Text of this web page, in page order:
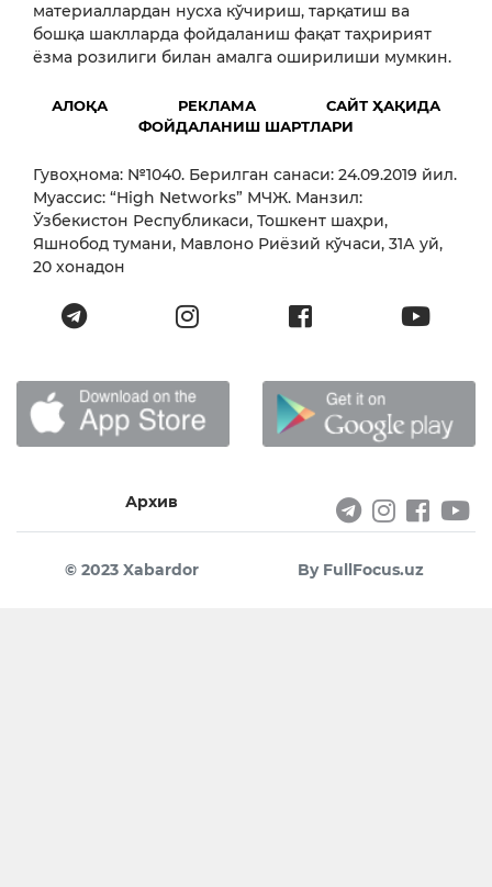
материаллардан нусха кўчириш, тарқатиш ва
бошқа шаклларда фойдаланиш фақат таҳририят
ёзма розилиги билан амалга оширилиши мумкин.
АЛОҚА РЕКЛАМА
САЙТ ҲАҚИДА
ФОЙДАЛАНИШ ШАРТЛАРИ
Гувоҳнома: №1040. Берилган санаси: 24.09.2019 йил.
Муассис: “High Networks” МЧЖ. Манзил:
Ўзбекистон Республикаси, Тошкент шаҳри,
Яшнобод тумани, Мавлоно Риёзий кўчаси, 31А уй,
20 хонадон
Архив
© 2023 Xabardor By FullFocus.uz